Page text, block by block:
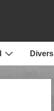
Divers